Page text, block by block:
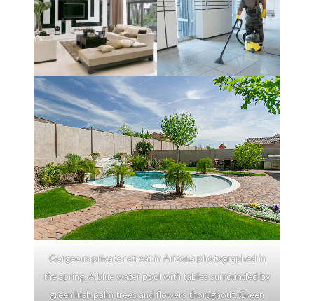
Gorgeous private retreat in Arizona photographed in
the spring. A blue water pool with tables surrounded by
green lush palm trees and flowers thorughout. Green